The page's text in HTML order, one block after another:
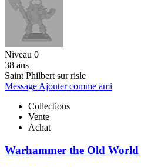
Niveau 0
38 ans
Saint Philbert sur risle
Message Ajouter comme ami
Collections
Vente
Achat
Warhammer the Old World